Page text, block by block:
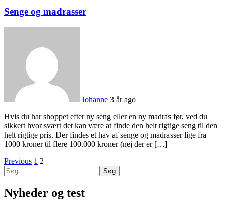
Senge og madrasser
Johanne 3 år ago
Hvis du har shoppet efter ny seng eller en ny madras før, ved du
sikkert hvor svært det kan være at finde den helt rigtige seng til den
helt rigtige pris. Der findes et hav af senge og madrasser lige fra
1000 kroner til flere 100.000 kroner (nej der er […]
Navigation
til
indlæg
Previous 1 2
Søg
efter:
Nyheder og test